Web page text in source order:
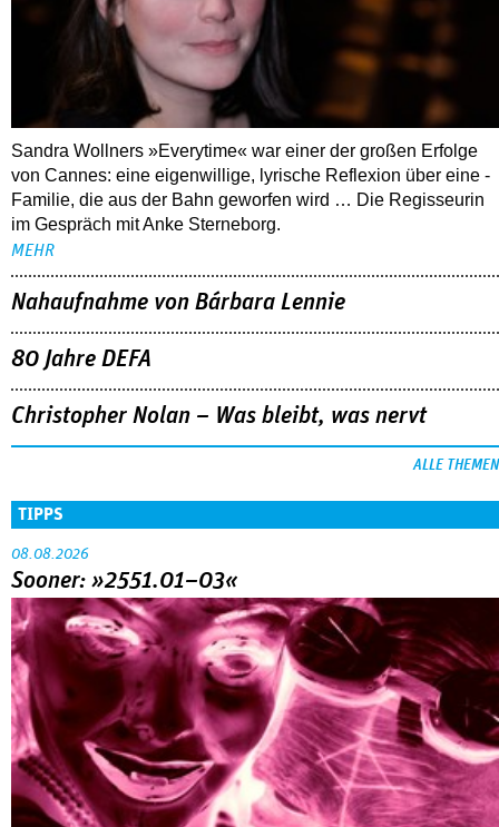
Sandra Wollners »Everytime« war einer der großen Erfolge
von Cannes: eine eigenwillige, lyrische Reflexion über eine ­
Familie, die aus der Bahn geworfen wird … Die Regisseurin
im Gespräch mit Anke Sterneborg.
MEHR
Nahaufnahme von Bárbara Lennie
80 Jahre DEFA
Christopher Nolan – Was bleibt, was nervt
ALLE THEMEN
TIPPS
08.08.2026
Sooner: »2551.01–03«